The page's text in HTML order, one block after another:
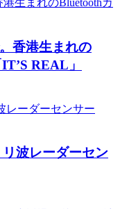
香港生まれの
REAL」
波レーダーセン